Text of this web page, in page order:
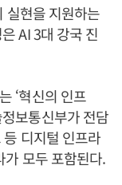
실현을 지원하는
AI 3대 강국 진
‘혁신의 인프
보통신부가 전담
디지털 인프라
가 모두 포함된다.